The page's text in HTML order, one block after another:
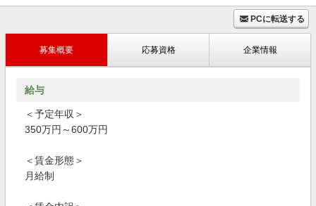
PCに転送する
募集概要 応募資格 企業情報
給与
＜予定年収＞
350万円～600万円
＜賃金形態＞
月給制